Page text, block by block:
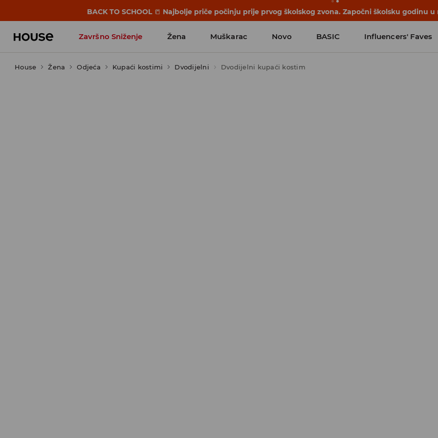
BACK TO SCHOOL 📒 Najbolje priče počinju prije prvog školskog zvona. Započni školsku godinu
Završno Sniženje Žena Muškarac Novo BASIC Influencers' Faves
House Žena Odjeća Kupaći kostimi Dvodijelni Dvodijelni kupaći kostim